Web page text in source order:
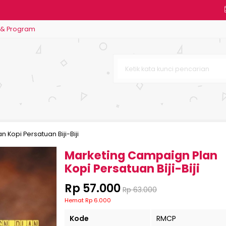
Islam
Bio Cyclofarming: Panduan Cer
Keperawatan
Dunia Percintaan
Program
Kopi Persatuan Biji-Biji
Marketing Campaign Plan
Kopi Persatuan Biji-Biji
Rp 57.000 Rp 63.000
Hemat Rp 6.000
Kode
RMCP